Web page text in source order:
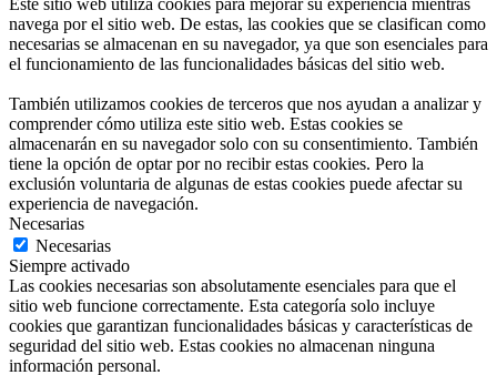
navega por el sitio web. De estas, las cookies que se clasifican como
necesarias se almacenan en su navegador, ya que son esenciales para
el funcionamiento de las funcionalidades básicas del sitio web.
También utilizamos cookies de terceros que nos ayudan a analizar y
comprender cómo utiliza este sitio web. Estas cookies se
almacenarán en su navegador solo con su consentimiento. También
tiene la opción de optar por no recibir estas cookies. Pero la
exclusión voluntaria de algunas de estas cookies puede afectar su
experiencia de navegación.
Necesarias
Necesarias
Siempre activado
Las cookies necesarias son absolutamente esenciales para que el
sitio web funcione correctamente. Esta categoría solo incluye
cookies que garantizan funcionalidades básicas y características de
seguridad del sitio web. Estas cookies no almacenan ninguna
información personal.